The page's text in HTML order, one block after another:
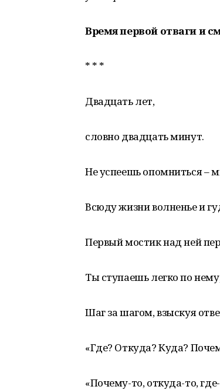
Время первой отваги и
* * *
Двадцать лет,
словно двадцать минут.
Не успеешь опомниться –
Всюду жизни волненье и
Первый мостик над ней
Ты ступаешь легко по
Шаг за шагом, взыскуя
«Где? Откуда? Куда?
«Почему-то, откуда-то,